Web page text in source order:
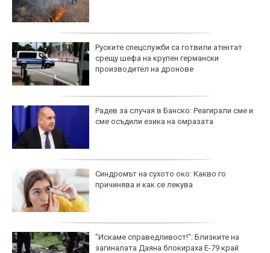
Руските спецслужби са готвили атентат
срещу шефа на крупен германски
производител на дронове
Радев за случая в Банско: Реагирали сме и
сме осъдили езика на омразата
Синдромът на сухото око: Какво го
причинява и как се лекува
"Искаме справедливост!": Близките на
загиналата Даяна блокираха Е-79 край